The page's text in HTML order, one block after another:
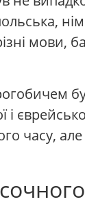
мови,
і
часу,